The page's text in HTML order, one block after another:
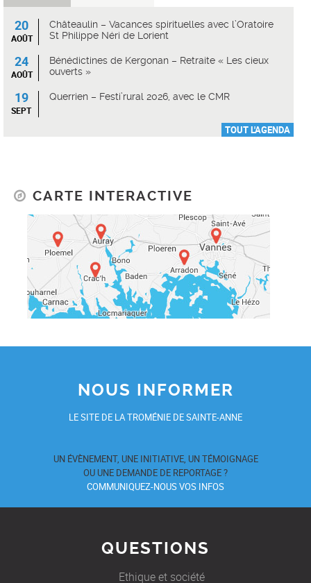
20
AOÛT
Châteaulin – Vacances spirituelles avec l’Oratoire
St Philippe Néri de Lorient
24
AOÛT
Bénédictines de Kergonan – Retraite « Les cieux
ouverts »
19
SEPT
Querrien – Festi’rural 2026, avec le CMR
TOUT L'AGENDA
CARTE INTERACTIVE
NOUS INFORMER
LE SITE DE LA TROMÉNIE DE SAINTE-ANNE
UN ÉVÈNEMENT, UNE INITIATIVE, UN TÉMOIGNAGE
OU UNE DEMANDE DE REPORTAGE ?
COMMUNIQUEZ-NOUS VOS INFOS
QUESTIONS
Ethique et société